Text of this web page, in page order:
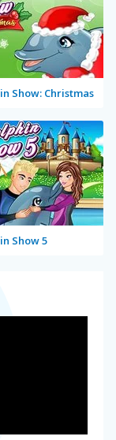
Show: Christmas
Show 5